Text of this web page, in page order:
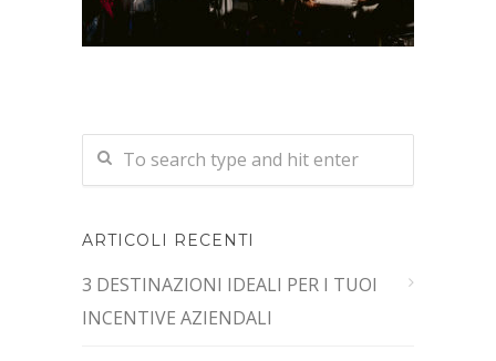
ARTICOLI RECENTI
3 DESTINAZIONI IDEALI PER I TUOI
INCENTIVE AZIENDALI